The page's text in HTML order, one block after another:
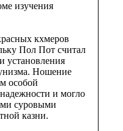
изучения
кхмеров
Пол Пот считал
установления
Ношение
особой
и могло
суровыми
казни.